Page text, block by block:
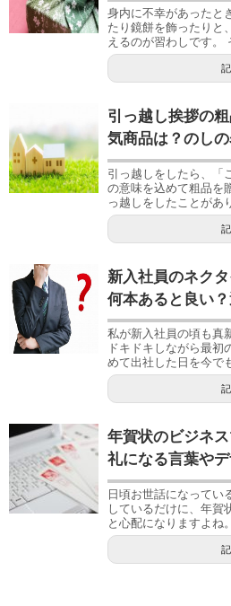
身内に不幸があったと
たり鏡餅を飾ったりと
えるのが習わしです。
引っ越し挨拶の
気商品は？のし
引っ越しをしたら、「
の意味を込めて粗品を
っ越しをしたことがあ
新入社員のネク
何本あると良い
私が新入社員の頃も真
ドキドキしながら最初
めて出社した日を今で
年賀状のビジネ
礼になる言葉や
日頃お世話になってい
しているだけに、年賀
と心配になりますよね